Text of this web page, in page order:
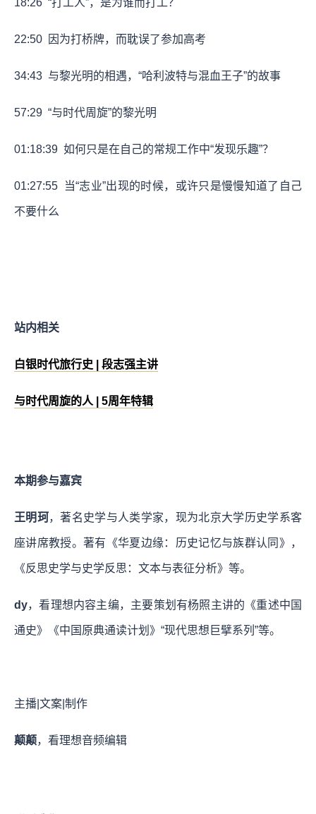
22:50 因为打桥牌，而耽误了参加高考
34:43 与黎光明的相遇，“哈利波特与混血王子”的故事
57:29 “与时代周旋”的黎光明
01:18:39 如何只是在自己的常规工作中“发现乐趣”？
01:27:55 当“志业”出现的时候，或许只是慢慢知道了自己
不要什么
站内相关
白银时代旅行史 | 段志强主讲
与时代周旋的人 | 5周年特辑
本期参与嘉宾
王明珂，著名史学与人类学家，现为北京大学历史学系客
座讲席教授。著有《华夏边缘：历史记忆与族群认同》，
《反思史学与史学反思：文本与表征分析》等。
dy，看理想内容主编，主要策划有杨照主讲的《重述中国
通史》《中国原典通读计划》“现代思想巨擘系列”等。
主播|文案|制作
颠颠，看理想音频编辑